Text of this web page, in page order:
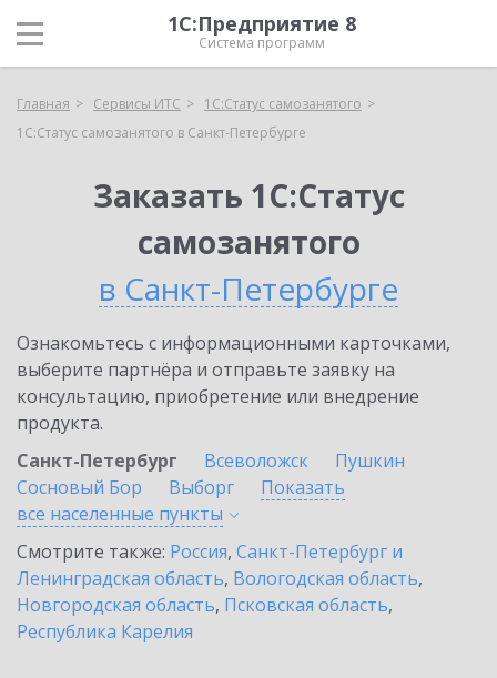
1С:Предприятие 8
Система программ
Главная Сервисы ИТС
1С:Статус самозанятого
1С:Статус самозанятого в Санкт-Петербурге
Заказать 1С:Статус
самозанятого
в Санкт-Петербурге
Ознакомьтесь с информационными карточками,
выберите партнёра и отправьте заявку на
консультацию, приобретение или внедрение
продукта.
Санкт-Петербург
Всеволожск
Пушкин
Сосновый Бор
Выборг
Показать
все населенные пункты
Смотрите также: Россия, Санкт-Петербург и
Ленинградская область, Вологодская область,
Новгородская область, Псковская область,
Республика Карелия